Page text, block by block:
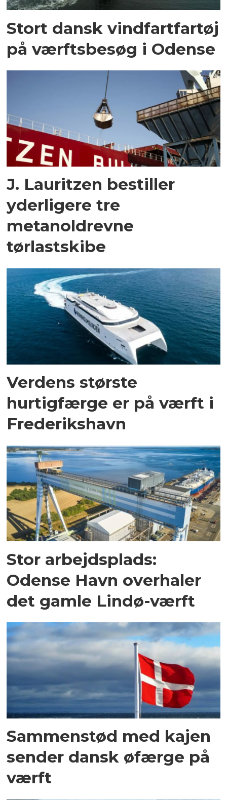
Stort dansk vindfartfartøj
på værftsbesøg i Odense
J. Lauritzen bestiller
yderligere tre
metanoldrevne
tørlastskibe
Verdens største
hurtigfærge er på værft i
Frederikshavn
Stor arbejdsplads:
Odense Havn overhaler
det gamle Lindø-værft
Sammenstød med kajen
sender dansk øfærge på
værft